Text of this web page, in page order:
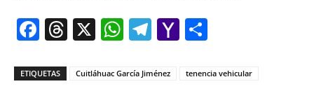
Facebook
Threads
X WhatsApp
Telegram
Yahoo
ETIQUETAS Cuitláhuac García Jiménez tenencia vehicular